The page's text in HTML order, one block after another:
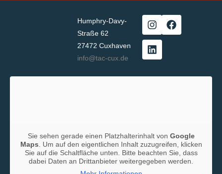
Humphry-Davy-
Straße 62
27472 Cuxhaven
info@tac-cux.de
Sie sehen gerade einen Platzhalterinhalt von Google
Maps . Um auf den eigentlichen Inhalt zuzugreifen, klicken
Sie auf die Schaltfläche unten. Bitte beachten Sie, dass
dabei Daten an Drittanbieter weitergegeben werden.